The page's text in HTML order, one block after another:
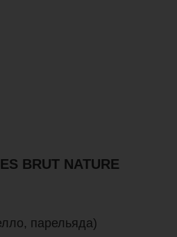
BRUT NATURE
парельяда)